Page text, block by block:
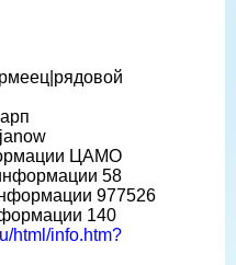
ЦАМО
58
977526
140
html/info.htm?